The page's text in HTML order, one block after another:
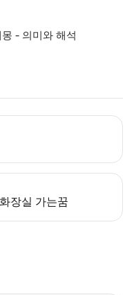
- 의미와 해석
장실 가는꿈